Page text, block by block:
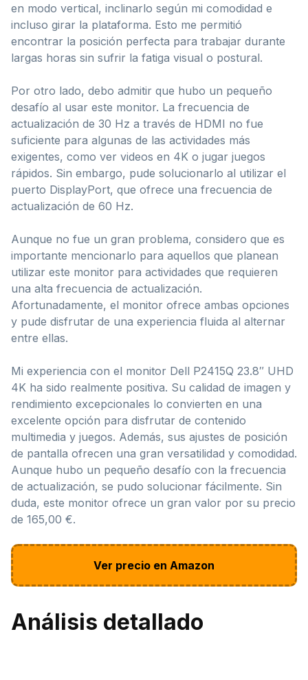
en modo vertical, inclinarlo según mi comodidad e
incluso girar la plataforma. Esto me permitió
encontrar la posición perfecta para trabajar durante
largas horas sin sufrir la fatiga visual o postural.
Por otro lado, debo admitir que hubo un pequeño
desafío al usar este monitor. La frecuencia de
actualización de 30 Hz a través de HDMI no fue
suficiente para algunas de las actividades más
exigentes, como ver videos en 4K o jugar juegos
rápidos. Sin embargo, pude solucionarlo al utilizar el
puerto DisplayPort, que ofrece una frecuencia de
actualización de 60 Hz.
Aunque no fue un gran problema, considero que es
importante mencionarlo para aquellos que planean
utilizar este monitor para actividades que requieren
una alta frecuencia de actualización.
Afortunadamente, el monitor ofrece ambas opciones
y pude disfrutar de una experiencia fluida al alternar
entre ellas.
Mi experiencia con el monitor Dell P2415Q 23.8″ UHD
4K ha sido realmente positiva. Su calidad de imagen y
rendimiento excepcionales lo convierten en una
excelente opción para disfrutar de contenido
multimedia y juegos. Además, sus ajustes de posición
de pantalla ofrecen una gran versatilidad y comodidad.
Aunque hubo un pequeño desafío con la frecuencia
de actualización, se pudo solucionar fácilmente. Sin
duda, este monitor ofrece un gran valor por su precio
de 165,00 €.
Ver precio en Amazon
Análisis detallado